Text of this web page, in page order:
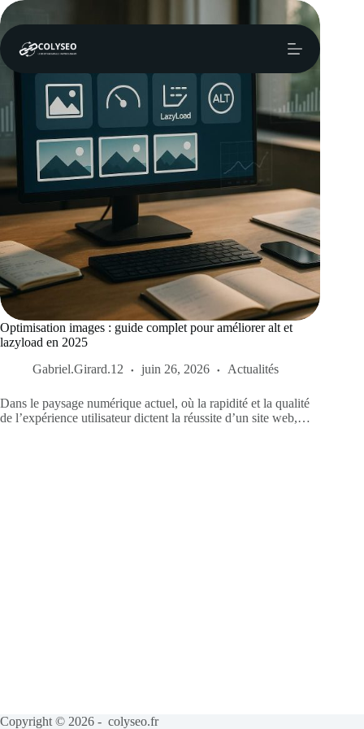
Passer
au
contenu
Optimisation images : guide complet pour améliorer alt et
lazyload en 2025
Gabriel.Girard.12
juin 26, 2026 Actualités
Dans le paysage numérique actuel, où la rapidité et la qualité
de l’expérience utilisateur dictent la réussite d’un site web,…
Copyright © 2026 - colyseo.fr